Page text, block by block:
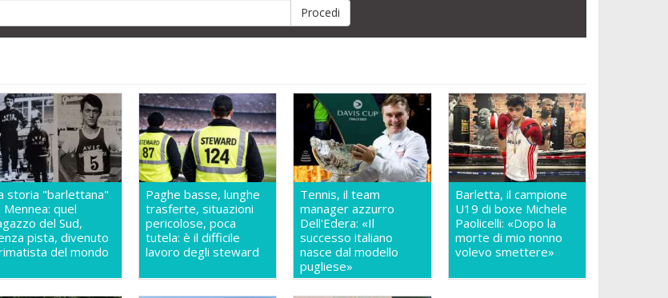
storia "barlettana"
Mennea: quel
del Sud,
pista, divenuto
del mondo
Paghe basse, lunghe
trasferte, situazioni
pericolose, poca
tutela: è il difficile
lavoro degli steward
Tennis, il team
manager azzurro
Dell'Edera: «Il
successo italiano
nasce dal modello
pugliese»
Barletta, il campione
U19 di boxe Michele
Paolicelli: «Dopo la
morte di mio nonno
volevo smettere»